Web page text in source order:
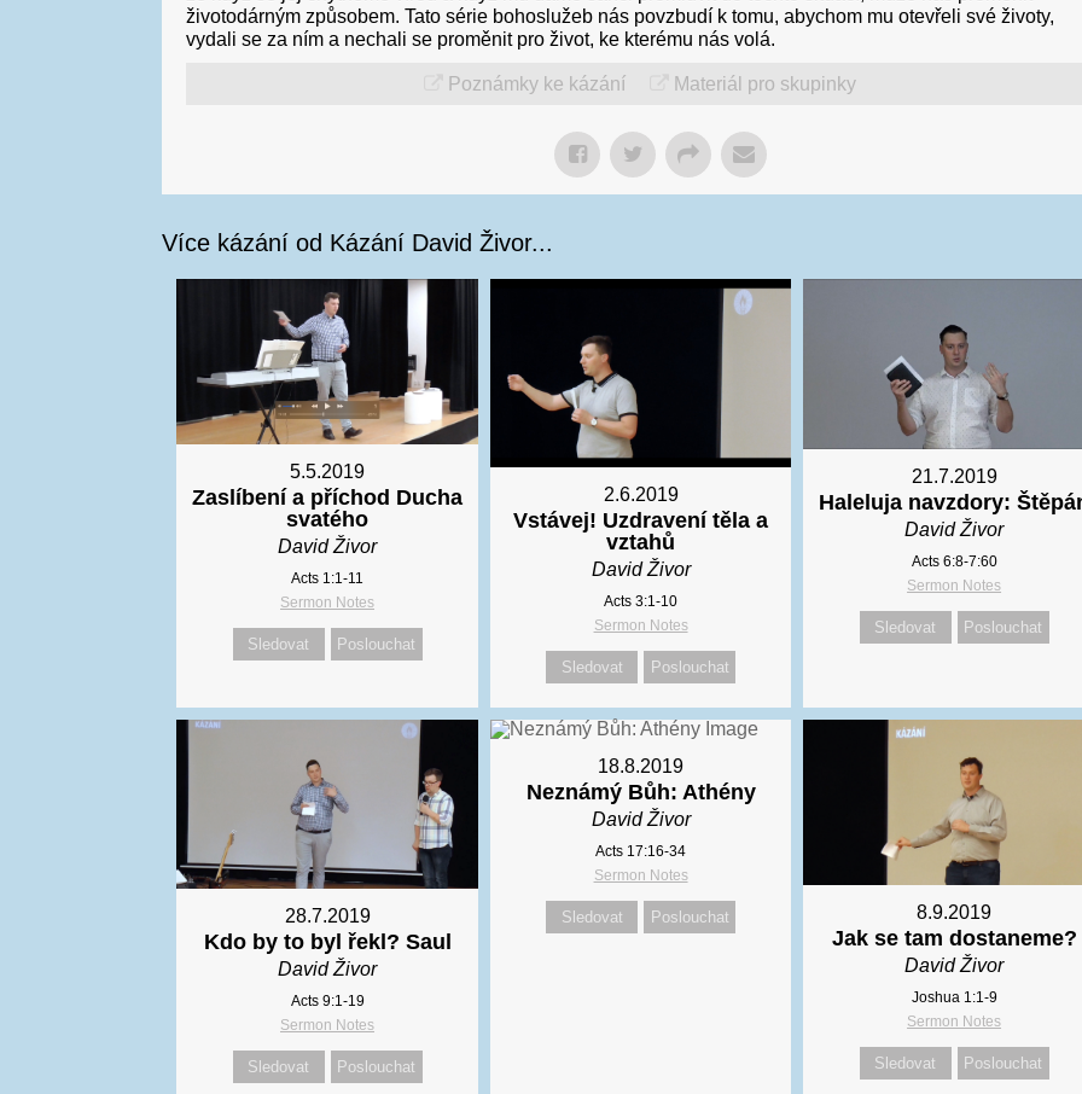
životodárným způsobem. Tato série bohoslužeb nás povzbudí k tomu, abychom mu otevřeli své životy,
vydali se za ním a nechali se proměnit pro život, ke kterému nás volá.
Poznámky ke kázání Materiál pro skupinky
Více kázání od Kázání David Živor...
5.5.2019
Zaslíbení a příchod Ducha
svatého
David Živor
Acts 1:1-11
Sermon Notes
Sledovat Poslouchat
2.6.2019
Vstávej! Uzdravení těla a
vztahů
David Živor
Acts 3:1-10
Sermon Notes
Sledovat Poslouchat
21.7.2019
Haleluja navzdory:
David Živor
Acts 6:8-7:60
Sermon Notes
Sledovat Poslouchat
28.7.2019
Kdo by to byl řekl? Saul
David Živor
Acts 9:1-19
Sermon Notes
Sledovat Poslouchat
18.8.2019
Neznámý Bůh: Athény
David Živor
Acts 17:16-34
Sermon Notes
Sledovat Poslouchat 8.9.2019
Jak se tam dostaneme?
David Živor
Joshua 1:1-9
Sermon Notes
Sledovat Poslouchat